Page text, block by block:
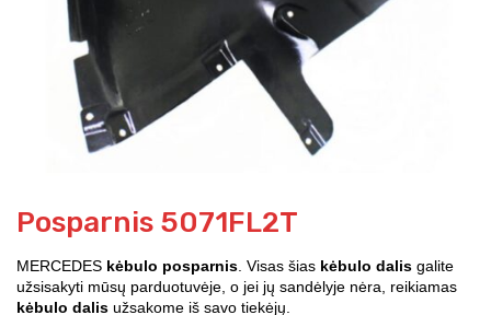
Posparnis 5071FL2T
MERCEDES kėbulo posparnis . Visas šias kėbulo dalis galite
užsisakyti mūsų parduotuvėje, o jei jų sandėlyje nėra, reikiamas
kėbulo dalis užsakome iš savo tiekėjų.